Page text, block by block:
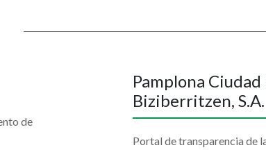
de
Pamplona
Biziberritzen, S.A.
Portal de transparencia de